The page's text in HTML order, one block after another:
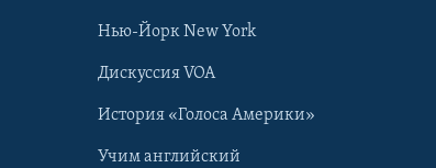
Нью-Йорк New York
Дискуссия VOA
История «Голоса Америки»
Учим английский